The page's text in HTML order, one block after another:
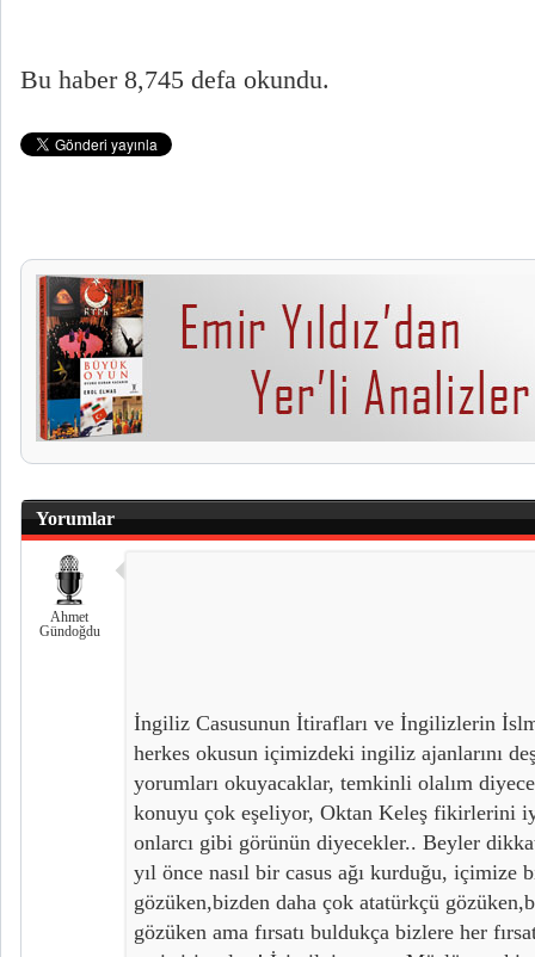
Bu haber 8,745 defa okundu.
Yorumlar
Ahmet
Gündoğdu
İngiliz Casusunun İtirafları ve İngilizlerin
herkes okusun içimizdeki ingiliz ajanlarını
yorumları okuyacaklar, temkinli olalım
konuyu çok eşeliyor, Oktan Keleş fikirlerini
onlarcı gibi görünün diyecekler.. Beyler
yıl önce nasıl bir casus ağı kurduğu, içimize
gözüken,bizden daha çok atatürkçü
gözüken ama fırsatı buldukça bizlere her